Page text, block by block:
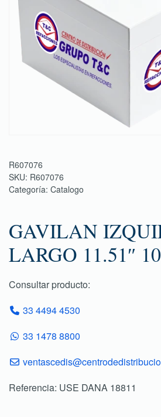
R607076
SKU: R607076
Categoría: Catalogo
GAVILAN
LARGO 11.51″
Consultar producto:
33 4494 4530
33 1478 8800
Referencia: USE DANA 18811